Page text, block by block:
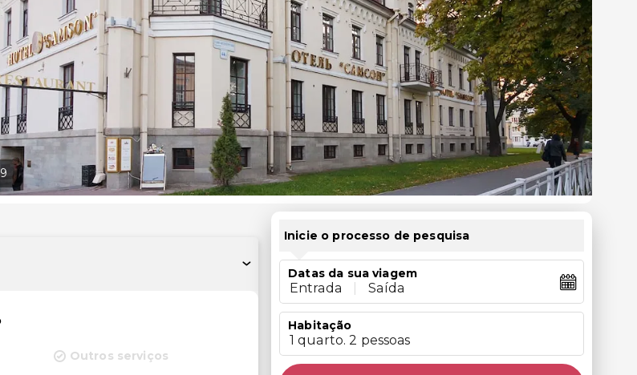
Outros serviços
Inicie o processo de pesquisa
Datas da sua viagem
Entrada Saída
Habitação
1 quarto. 2 pessoas